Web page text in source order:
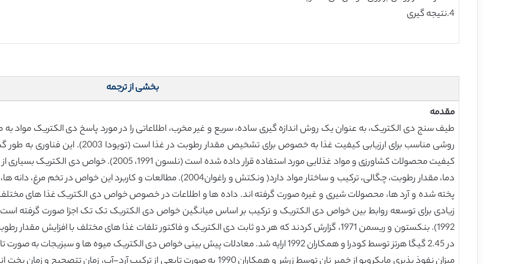
4.نتیجه گیری
بخشی از ترجمه
مقدمه
طیف سنج دی الکتریک، به عنوان یک روش اندازه گیری ساده، سریع و غیر مخرب، اطلاعاتی را در مورد پاسخ دی الکتریک مواد
روشی مناسب برای ارزیابی کیفیت غذا به خصوص
کیفیت محصولات کشاورزی و مواد غذلایی مورد استفاده قرار
دما، مقدار رطوبت، چگالی، ترکیب و ساختار مواد دارد( ونکتش و راغوان2004).
1992). بنکستون و ریسمن 1971، گزارش کردند که هر دو ثابت دی الکتریک و فاکتور تلفات غذا های مختلف با